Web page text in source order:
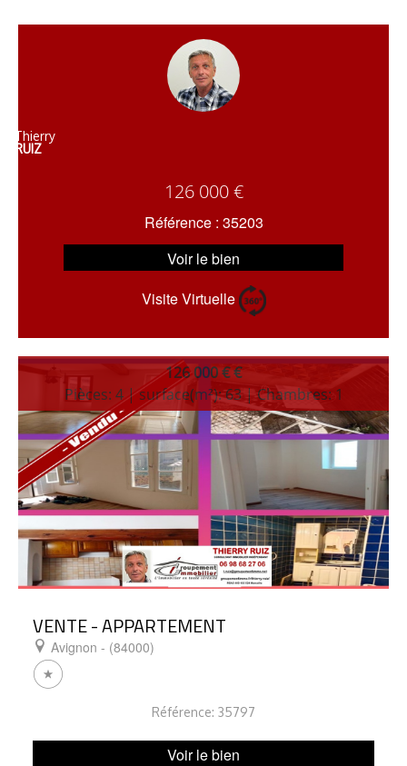
Thierry
RUIZ
126 000 €
Référence : 35203
Voir le bien
Visite Virtuelle
126 000 € €
Pièces: 4 | surface(m²): 63 | Chambres: 1
VENTE - APPARTEMENT
Avignon - (84000)
Référence: 35797
Voir le bien